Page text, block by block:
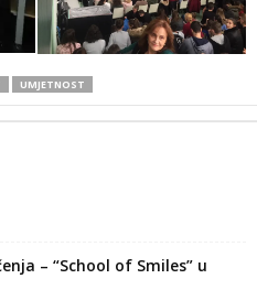
UMJETNOST
– “School of Smiles” u